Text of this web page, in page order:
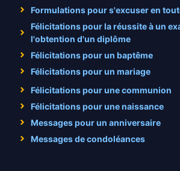
Formulations pour s'excuser en
Félicitations pour la réussite à un
l'obtention d'un diplôme
Félicitations pour un baptême
Félicitations pour un mariage
Félicitations pour une communion
Félicitations pour une naissance
Messages pour un anniversaire
Messages de condoléances